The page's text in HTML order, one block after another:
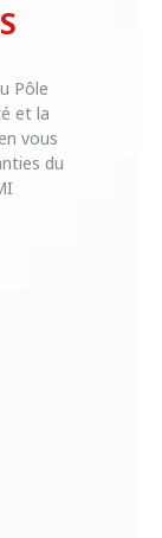
Pôle
et la
vous
du